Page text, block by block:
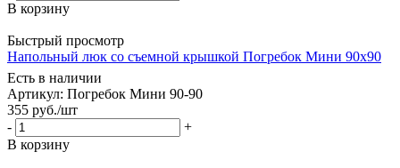
В корзину
Быстрый просмотр
Напольный люк со съемной крышкой Погребок Мини 90х90
Есть в наличии
Артикул: Погребок Мини 90-90
355 руб./шт
-
+
В корзину